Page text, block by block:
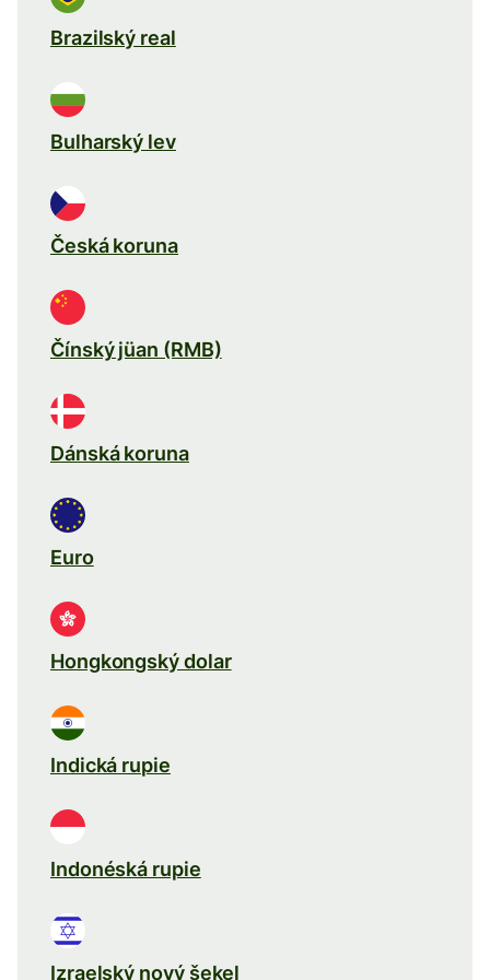
Brazilský real
Bulharský lev
Česká koruna
Čínský jüan (RMB)
Dánská koruna
Euro
Hongkongský dolar
Indická rupie
Indonéská rupie
Izraelský nový šekel